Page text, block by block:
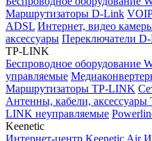
Маршрутизаторы D-Link
ADSL Интернет, видео
аксессуары Переключатели
TP-LINK
Беспроводное оборудование
управляемые
Маршрутизаторы TP-LINK
Антенны, кабели,
LINK неуправляемые
Keenetic
Интернет-центр Keenetic Air